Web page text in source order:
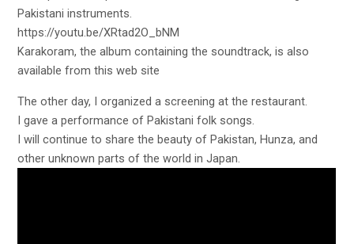
Pakistani instruments.
https://youtu.be/XRtad2O_bNM
Karakoram, the album containing the soundtrack, is also
available from this web site
The other day, I organized a screening at the restaurant.
I gave a performance of Pakistani folk songs.
I will continue to share the beauty of Pakistan, Hunza, and
other unknown parts of the world in Japan.